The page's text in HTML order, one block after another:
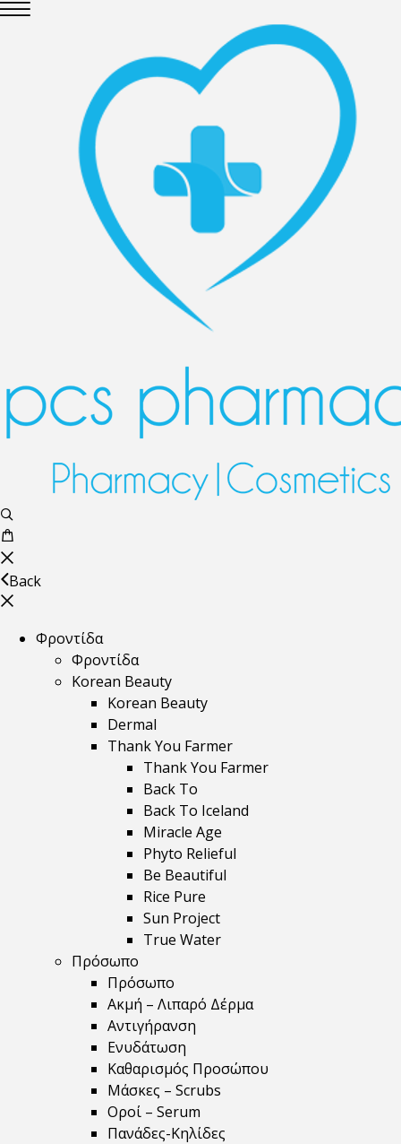
Back
Φροντίδα
Φροντίδα
Korean Beauty
Korean Beauty
Dermal
Thank You Farmer
Thank You Farmer
Back To
Back To Iceland
Miracle Age
Phyto Relieful
Be Beautiful
Rice Pure
Sun Project
True Water
Πρόσωπο
Πρόσωπο
Ακμή – Λιπαρό Δέρμα
Αντιγήρανση
Ενυδάτωση
Καθαρισμός Προσώπου
Μάσκες – Scrubs
Οροί – Serum
Πανάδες-Κηλίδες